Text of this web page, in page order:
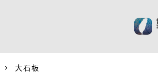
大石板